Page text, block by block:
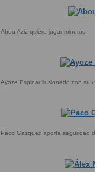
Abou Aziz quiere jugar minutos
Ayoze Espinar ilusionado con su
Paco Gazquez aporta seguridad